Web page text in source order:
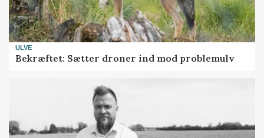
ULVE
Bekræftet: Sætter droner ind mod problemulv